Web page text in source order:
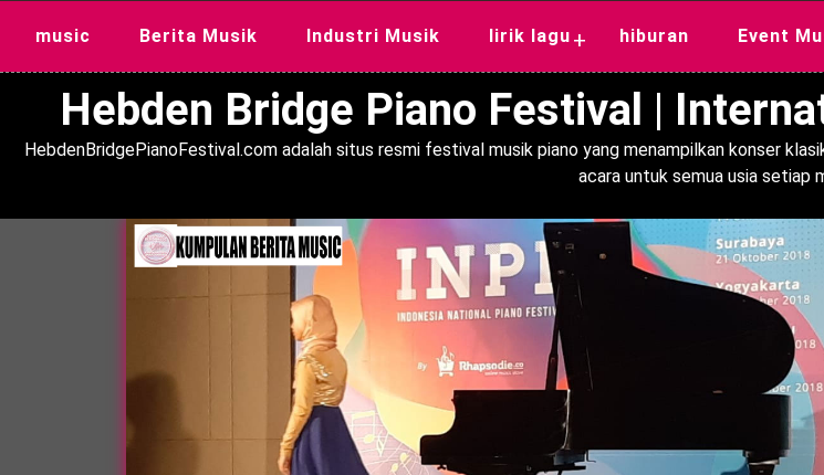
music Berita Musik Industri Musik lirik lagu + hiburan Event
Hebden Bridge Piano Festival |
HebdenBridgePianoFestival.com adalah situs resmi festival musik piano yang menampilkan konser
acara untuk semua usia setiap